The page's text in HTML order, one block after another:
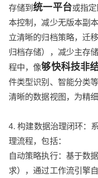
存储到统一平台或指
本控制，减少无版本副
立清晰的归档策略，迁
归档存储），减少主存
程中，像够快科技非
件类型识别、智能分类
清晰的数据视图，为精
4. 构建数据治理闭环：
理流程，包括：
自动策略执行：基于数
求），通过工作流引擎